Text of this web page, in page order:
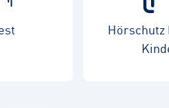
Hörschutz